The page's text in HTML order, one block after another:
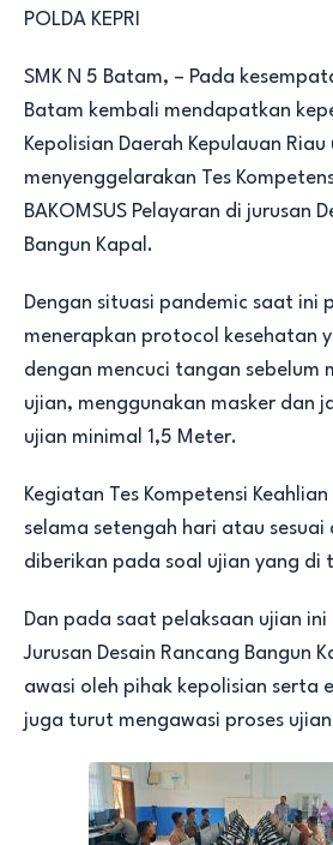
POLDA KEPRI
SMK N 5 Batam, – Pada
Batam kembali mendapatkan
Kepolisian Daerah Kepulauan Riau
menyenggelarakan Tes
BAKOMSUS Pelayaran di jurusan
Bangun Kapal.
Dengan situasi pandemic saat ini
menerapkan protocol kesehatan
dengan mencuci tangan sebelum
ujian, menggunakan masker dan
ujian minimal 1,5 Meter.
Kegiatan Tes Kompetensi
selama setengah hari atau
diberikan pada soal ujian yang di
Dan pada saat pelaksaan ujian ini
Jurusan Desain Rancang Bangun
awasi oleh pihak kepolisian serta
juga turut mengawasi proses